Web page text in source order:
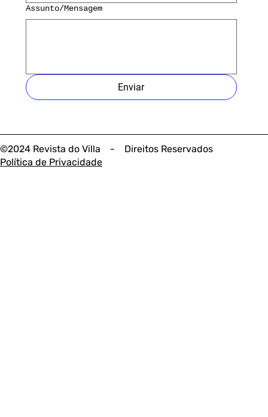
©2024 Revista do Villa - Direitos Reservados
Política de Privacidade
Assunto/Mensagem
Enviar